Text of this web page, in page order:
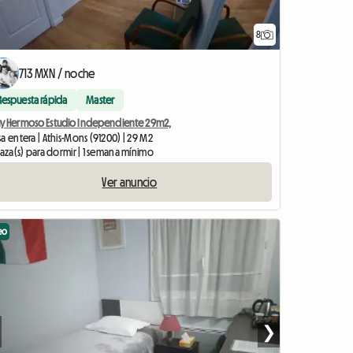
8
713 MXN / noche
rápida Master
Hermoso Estudio Independiente 29m2,
entera | Athis-Mons (91200) | 29 M2
para dormir | 1 semana mínimo
Ver anuncio
❯